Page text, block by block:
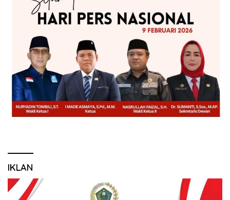
IKLAN